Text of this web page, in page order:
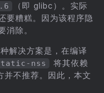
（即 glibc）。实际
要糟糕。因为该程序隐
消除。
解决方案是，在编译
nss
将其依赖
并不推荐。因此，本文